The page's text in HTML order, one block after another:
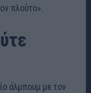
πλούτο».
άλμπουμ με τον